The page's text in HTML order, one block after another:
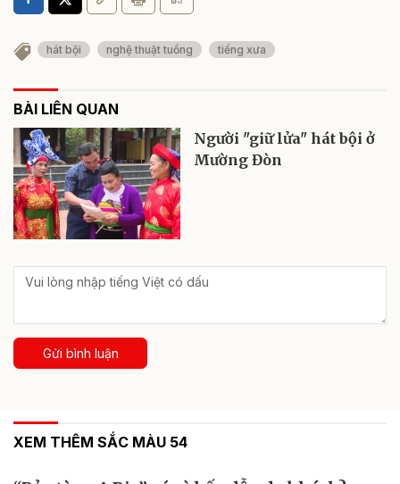
hát bội nghệ thuật tuồng tiếng xưa
BÀI LIÊN QUAN
Người "giữ lửa" hát bội ở
Mường Đòn
Gửi bình luận
XEM THÊM SẮC MÀU 54